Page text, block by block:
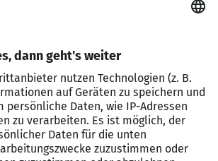
zum Commis de Bar
erste Erfahrungen an der Bar
Ausbildung
offenes und professionelles
Deutsch- sowie Englischkenntnisse,